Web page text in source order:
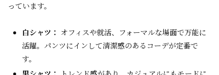
っています。
白シャツ： オフィスや就活、フォーマルな場面で万能に
活躍。パンツにインして清潔感のあるコーデが定番で
す。